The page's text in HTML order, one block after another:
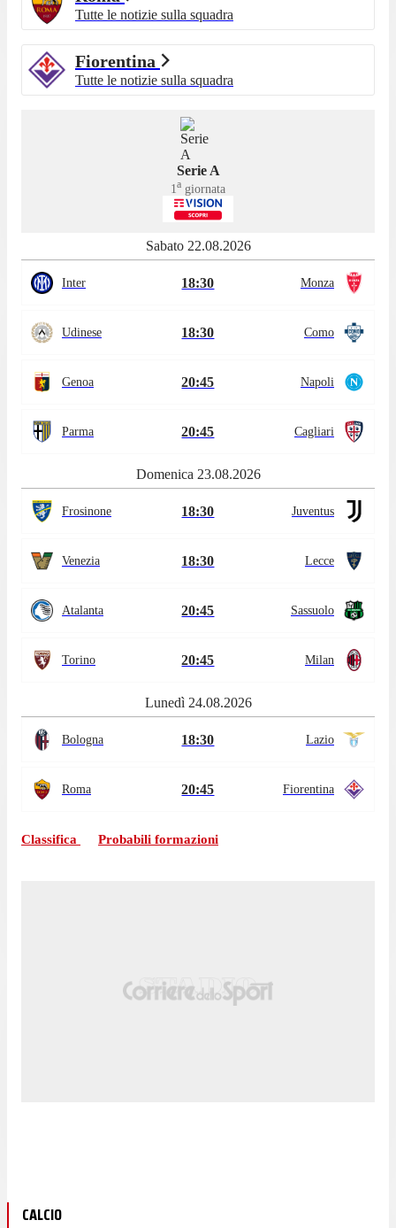
Tutte le notizie sulla squadra
Fiorentina
Tutte le notizie sulla squadra
Serie A
1a giornata
Sabato 22.08.2026
Inter 18:30 Monza
Udinese 18:30 Como
Genoa 20:45 Napoli
Parma 20:45 Cagliari
Domenica 23.08.2026
Frosinone 18:30 Juventus
Venezia 18:30 Lecce
Atalanta 20:45 Sassuolo
Torino 20:45 Milan
Lunedì 24.08.2026
Bologna 18:30 Lazio
Roma 20:45 Fiorentina
Classifica Probabili formazioni
CALCIO